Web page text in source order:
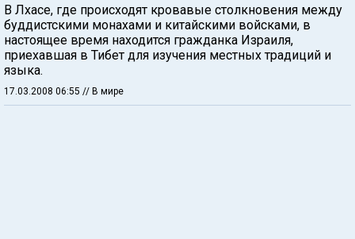
В Лхасе, где происходят кровавые столкновения между
буддистскими монахами и китайскими войсками, в
настоящее время находится гражданка Израиля,
приехавшая в Тибет для изучения местных традиций и
языка.
17.03.2008 06:55 // В мире